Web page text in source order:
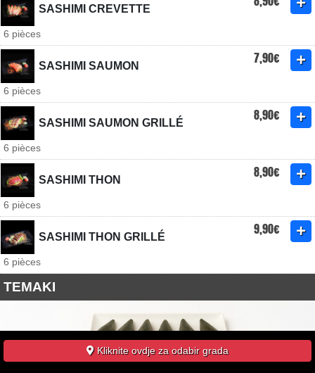
SASHIMI CREVETTE
6 pièces
SASHIMI SAUMON 7,90€
6 pièces
SASHIMI SAUMON GRILLÉ 8,90€
6 pièces
SASHIMI THON 8,90€
6 pièces
SASHIMI THON GRILLÉ 9,90€
6 pièces
TEMAKI
Kliknite ovdje za odabir grada